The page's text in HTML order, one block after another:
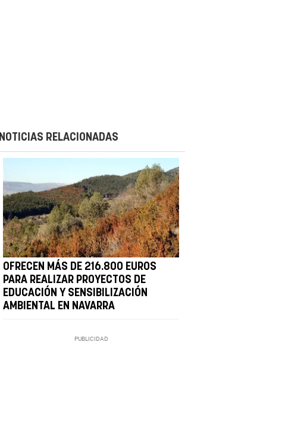
NOTICIAS RELACIONADAS
OFRECEN MÁS DE 216.800 EUROS
PARA REALIZAR PROYECTOS DE
EDUCACIÓN Y SENSIBILIZACIÓN
AMBIENTAL EN NAVARRA